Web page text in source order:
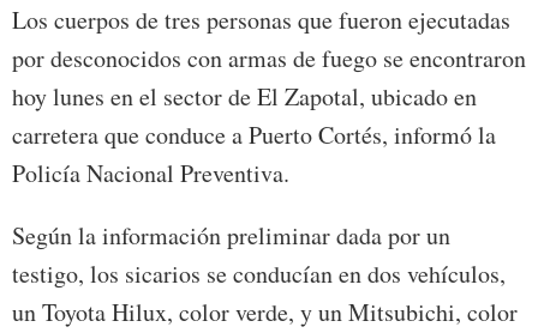
Los cuerpos de tres personas que fueron ejecutadas
por desconocidos con armas de fuego se encontraron
hoy lunes en el sector de El Zapotal, ubicado en
carretera que conduce a Puerto Cortés, informó la
Policía Nacional Preventiva.
Según la información preliminar dada por un
testigo, los sicarios se conducían en dos vehículos,
un Toyota Hilux, color verde, y un Mitsubichi, color